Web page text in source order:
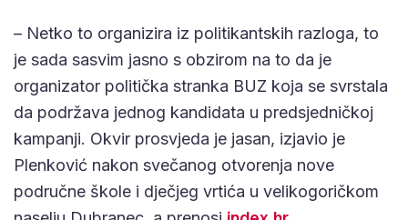
– Netko to organizira iz politikantskih razloga, to
je sada sasvim jasno s obzirom na to da je
organizator politička stranka BUZ koja se svrstala
da podržava jednog kandidata u predsjedničkoj
kampanji. Okvir prosvjeda je jasan, izjavio je
Plenković nakon svečanog otvorenja nove
područne škole i dječjeg vrtića u velikogoričkom